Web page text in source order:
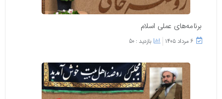
برنامه‌های عملی اسلام
۶ مرداد ۱۴۰۵ بازدید : 50